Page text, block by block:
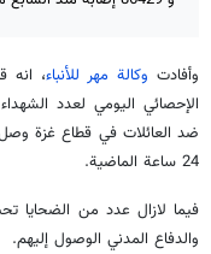
وأفادت وكالة مهر للأنباء، انه
24 ساعة الماضية.
فيما لازال عدد من الضحايا
والدفاع المدني الوصول إليهم.